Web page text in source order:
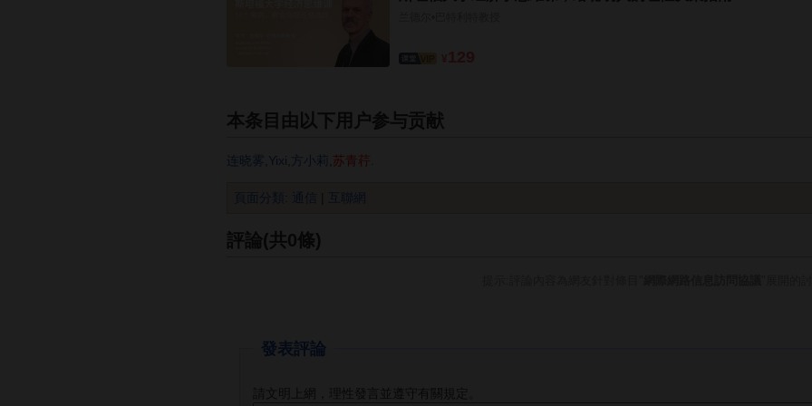
本条目由以下用户参与贡献
连晓雾 Yixi 方小莉 苏青荇
頁面分類 通信 互聯網
評論(共0條)
發表評論
請文明上網，理性發言並遵守有關規定。